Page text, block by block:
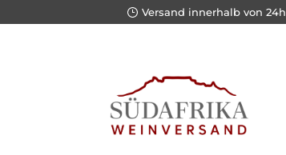
Versand innerhalb von 24h